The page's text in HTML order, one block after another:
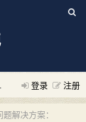
登录 注册
我们吧
问！
---“量子混沌系
解决方案：